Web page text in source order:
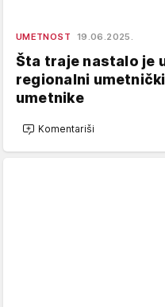
UMETNOST 19.06.2025.
Šta traje nastalo je
regionalni
umetnike
Komentariši